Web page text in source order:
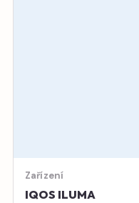
Zařízení
IQOS ILUMA